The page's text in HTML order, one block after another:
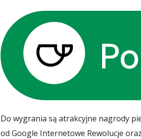
Do wygrania są atrakcyjne nagrody
od Google Internetowe Rewolucje